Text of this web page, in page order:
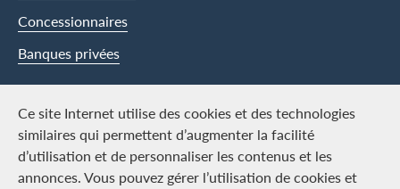
Ce site Internet utilise des cookies et des technologies
similaires qui permettent d’augmenter la facilité
d’utilisation et de personnaliser les contenus et les
annonces. Vous pouvez gérer l’utilisation de cookies et
Concessionnaires
Banques privées
Swisscard
Carrière
Offres d’emploi